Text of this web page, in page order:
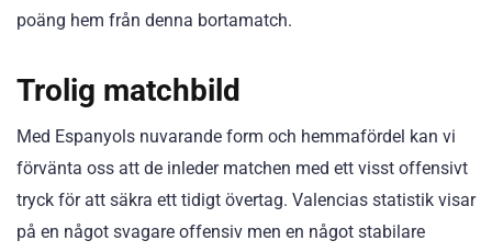
poäng hem från denna bortamatch.
Trolig matchbild
Med Espanyols nuvarande form och hemmafördel kan vi
förvänta oss att de inleder matchen med ett visst offensivt
tryck för att säkra ett tidigt övertag. Valencias statistik visar
på en något svagare offensiv men en något stabilare